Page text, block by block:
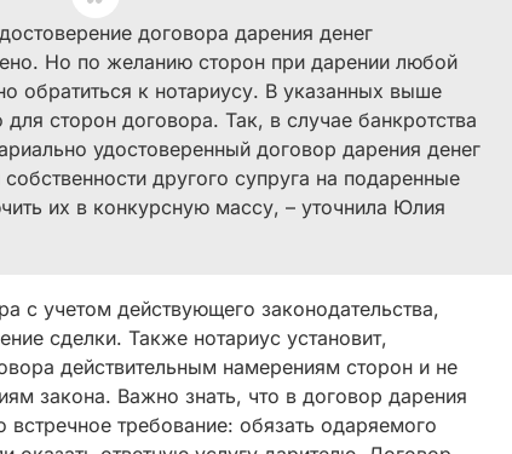
договора дарения денег
Но по желанию сторон при дарении любой
к нотариусу. В указанных выше
сторон договора. Так, в случае банкротства
удостоверенный договор дарения денег
другого супруга на подаренные
их в конкурсную массу, – уточнила Юлия
с учетом действующего законодательства,
сделки. Также нотариус установит,
действительным намерениям сторон и не
закона. Важно знать, что в договор дарения
встречное требование: обязать одаряемого